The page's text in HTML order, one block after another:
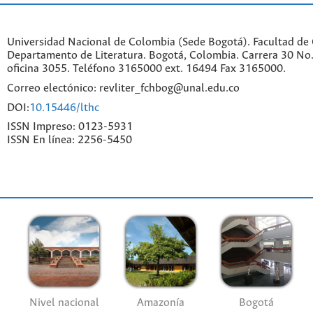
Universidad Nacional de Colombia (Sede Bogotá). Facultad de
Departamento de Literatura. Bogotá, Colombia. Carrera 30
oficina 3055. Teléfono 3165000 ext. 16494 Fax 3165000.
Correo electónico: revliter_fchbog@unal.edu.co
DOI:10.15446/lthc
ISSN Impreso: 0123-5931
ISSN En línea: 2256-5450
Nivel nacional Amazonía Bogotá